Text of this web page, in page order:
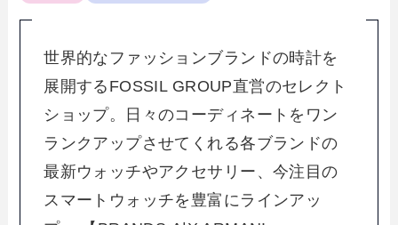
世界的なファッションブランドの時計を
展開するFOSSIL GROUP直営のセレクト
ショップ。日々のコーディネートをワン
ランクアップさせてくれる各ブランドの
最新ウォッチやアクセサリー、今注目の
スマートウォッチを豊富にラインアッ